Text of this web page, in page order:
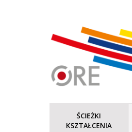
ŚCIEŻKI
KSZTAŁCENIA